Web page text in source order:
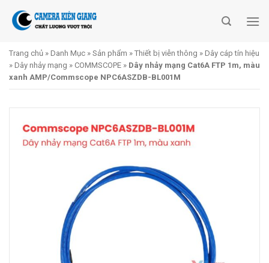
Trang chủ » Danh Mục » Sản phẩm » Thiết bị viễn thông » Dây cáp tín hiệu
» Dây nhảy mạng » COMMSCOPE » Dây nhảy mạng Cat6A FTP 1m, màu
xanh AMP/Commscope NPC6ASZDB-BL001M